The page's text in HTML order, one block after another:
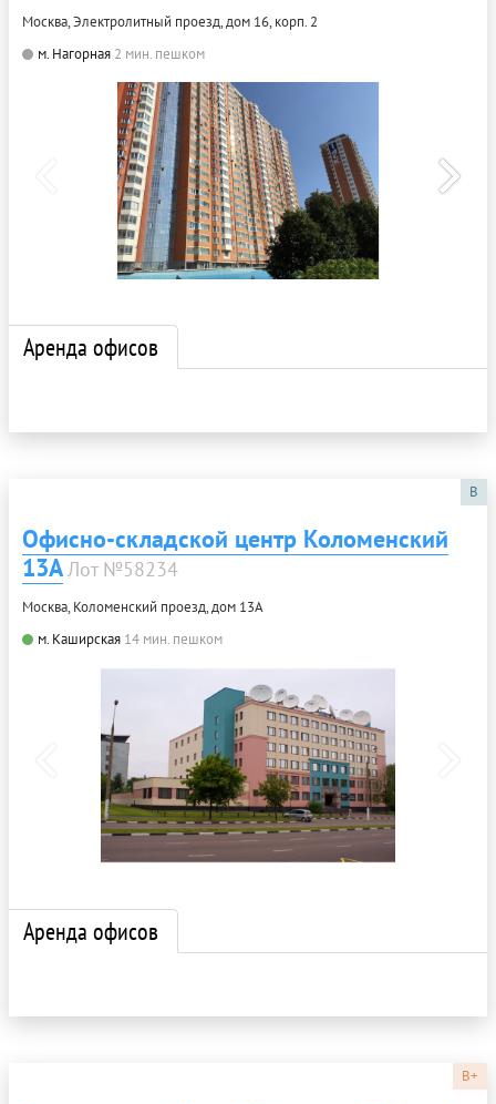
Москва, Электролитный проезд, дом 16, корп. 2
м. Нагорная 2 мин. пешком
Аренда офисов
B
Офисно-складской центр Коломенский
13А Лот №58234
Москва, Коломенский проезд, дом 13А
м. Каширская 14 мин. пешком
Аренда офисов
B+